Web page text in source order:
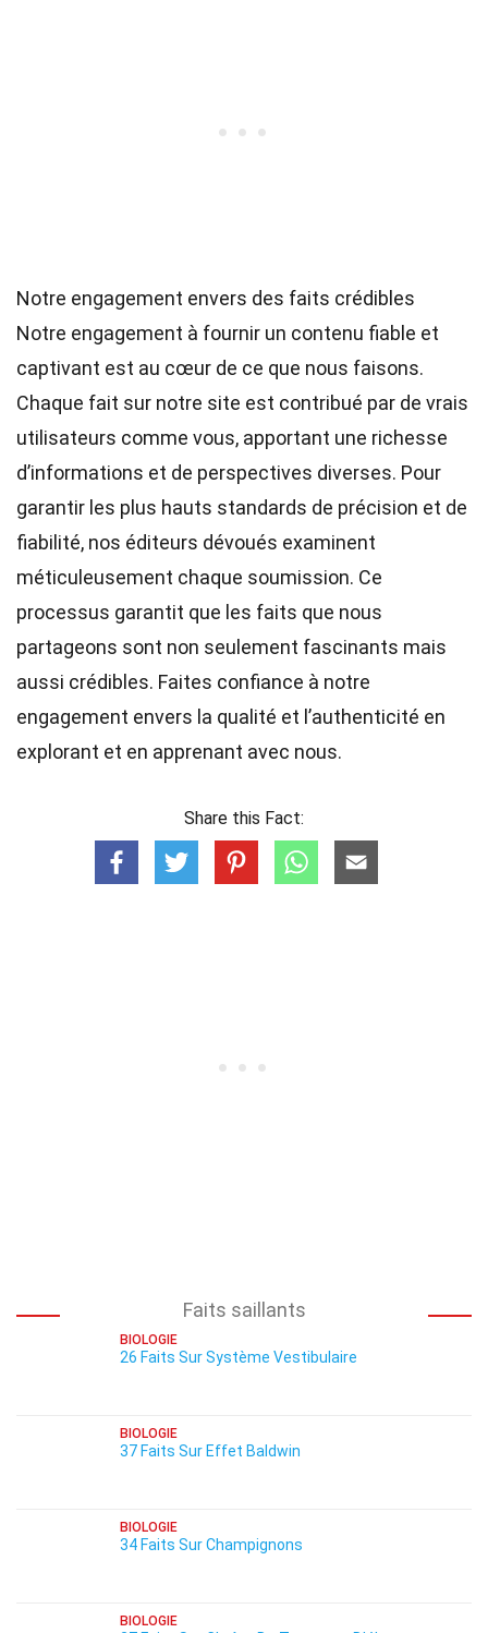
Notre engagement envers des faits crédibles
Notre engagement à fournir un contenu fiable et
captivant est au cœur de ce que nous faisons.
Chaque fait sur notre site est contribué par de vrais
utilisateurs comme vous, apportant une richesse
d’informations et de perspectives diverses. Pour
garantir les plus hauts standards de précision et de
fiabilité, nos éditeurs dévoués examinent
méticuleusement chaque soumission. Ce
processus garantit que les faits que nous
partageons sont non seulement fascinants mais
aussi crédibles. Faites confiance à notre
engagement envers la qualité et l’authenticité en
explorant et en apprenant avec nous.
Share this Fact:
Faits saillants
BIOLOGIE
26 Faits Sur Système Vestibulaire
BIOLOGIE
37 Faits Sur Effet Baldwin
BIOLOGIE
34 Faits Sur Champignons
BIOLOGIE